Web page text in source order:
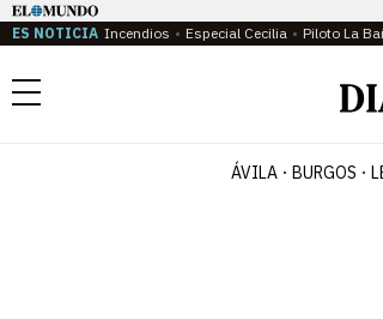
ES NOTICIA Incendios Especial Cecilia Piloto La
Menú
ÁVILA BURGOS